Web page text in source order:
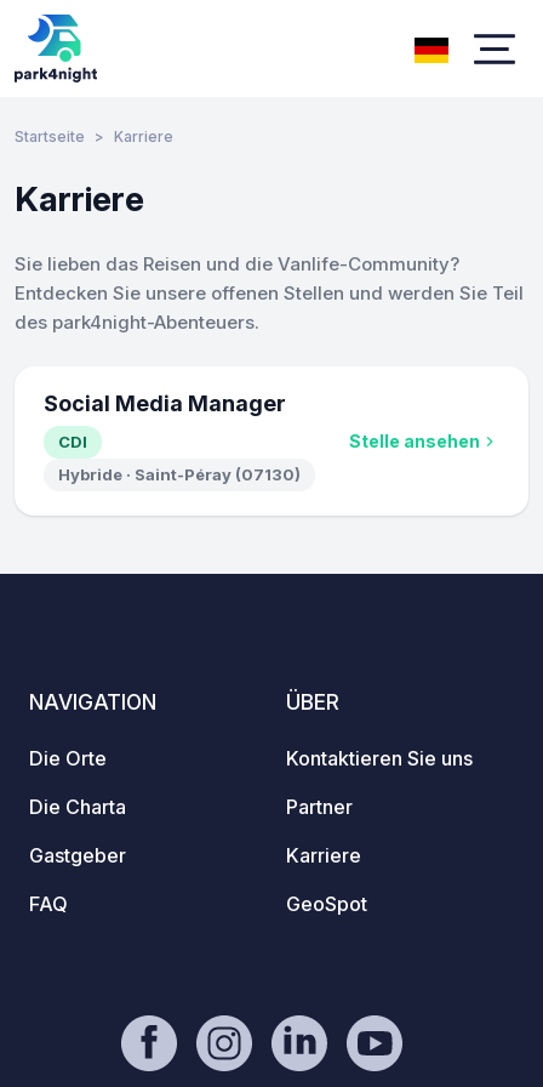
Startseite Karriere
Karriere
Sie lieben das Reisen und die Vanlife-Community?
Entdecken Sie unsere offenen Stellen und werden Sie Teil
des park4night-Abenteuers.
Social Media Manager
CDI
Hybride · Saint-Péray (07130)
Stelle ansehen
NAVIGATION
Die Orte
Die Charta
Gastgeber
FAQ
ÜBER
Kontaktieren Sie uns
Partner
Karriere
GeoSpot